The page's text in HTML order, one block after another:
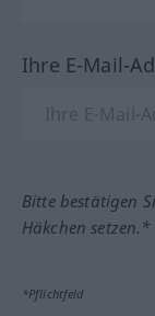
Ihre E-Mail-
Bitte bestätigen
Häkchen setzen.*
*Pflichtfeld